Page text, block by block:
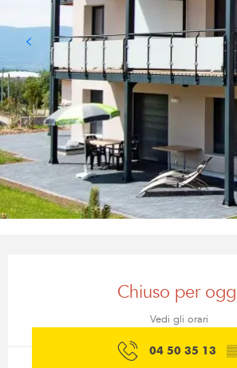
Chiuso per
Vedi gli orari
04 50 35 13